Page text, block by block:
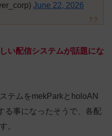
June 22, 2026
い配信システムが話題にな
テムをmekParkとholoAN
る事になったそうで、各配
。